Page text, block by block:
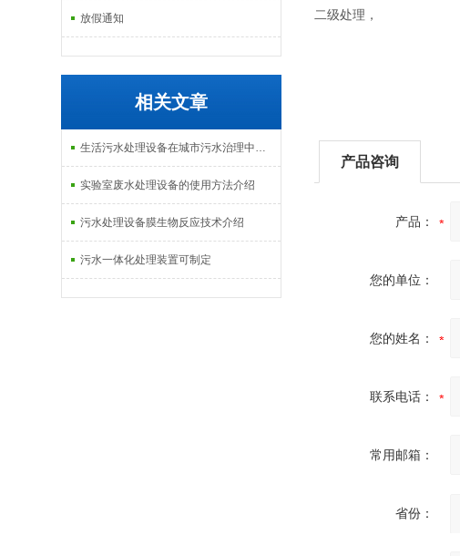
放假通知
相关文章
生活污水处理设备在城市污水治理中的应用介绍
实验室废水处理设备的使用方法介绍
污水处理设备膜生物反应技术介绍
污水一体化处理装置可制定
二级处理，
产品咨询
产品：
您的单位：
您的姓名：
联系电话：
常用邮箱：
省份：